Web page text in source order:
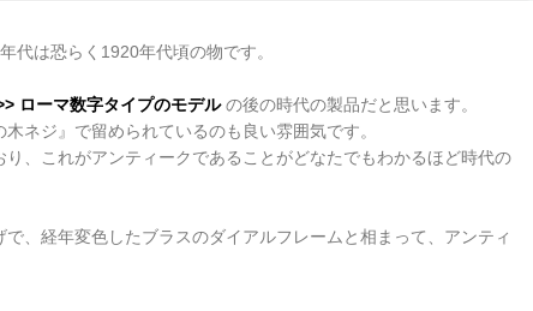
代は恐らく1920年代頃の物です。
ローマ数字タイプのモデルの後の時代の製品だと思います。
ネジ』で留められているのも良い雰囲気です。
、これがアンティークであることがどなたでもわかるほど時代の
、経年変色したブラスのダイアルフレームと相まって、アンティ